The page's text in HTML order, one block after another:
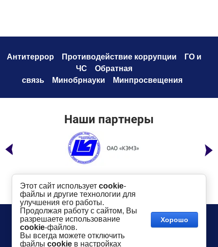
Антитеррор Противодействие коррупции
ГО и
ЧС
Обратная
связь
Минобрнауки Минпросвещения
Наши партнеры
Телефон:8 (49232) 6-96-00
Адрес: г. Ковров, ул. Маяковского, 19
Показать на карте
©2016- 2026КГТУ им. В.А. Дегтярева
Сайт создан в:
megagroup.ru
Этот сайт использует cookie-
файлы и другие технологии для
улучшения его работы.
Продолжая работу с сайтом, Вы
разрешаете использование
cookie-файлов.
Вы всегда можете отключить
файлы cookie в настройках
Хорошо